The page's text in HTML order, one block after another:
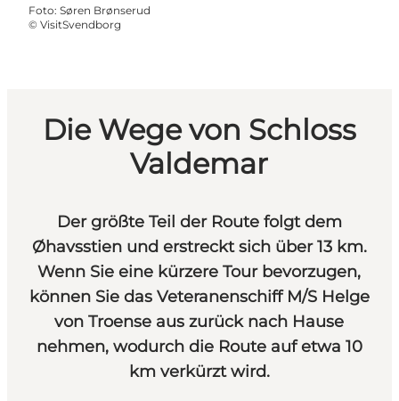
Foto: Søren Brønserud
© VisitSvendborg
Die Wege von Schloss
Valdemar
Der größte Teil der Route folgt dem
Øhavsstien und erstreckt sich über 13 km.
Wenn Sie eine kürzere Tour bevorzugen,
können Sie das Veteranenschiff M/S Helge
von Troense aus zurück nach Hause
nehmen, wodurch die Route auf etwa 10
km verkürzt wird.